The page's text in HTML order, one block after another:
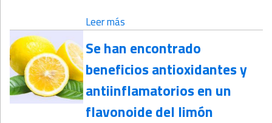
Leer más
Se han encontrado
beneficios antioxidantes y
antiinflamatorios en un
flavonoide del limón